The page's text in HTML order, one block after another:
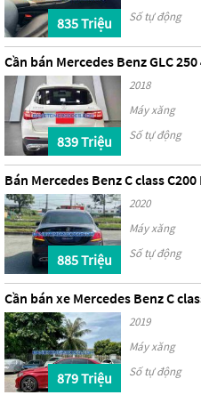
835 Triệu
Số tự động
Cần bán Mercedes Benz GLC
839 Triệu
2018
Máy xăng
Số tự động
Bán Mercedes Benz C class
885 Triệu
2020
Máy xăng
Số tự động
Cần bán xe Mercedes Benz C
879 Triệu
2019
Máy xăng
Số tự động